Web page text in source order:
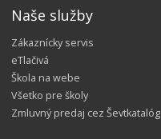
Naše služby
Zákaznícky servis
eTlačivá
Škola na webe
Všetko pre školy
Zmluvný predaj cez Ševtkatalóg